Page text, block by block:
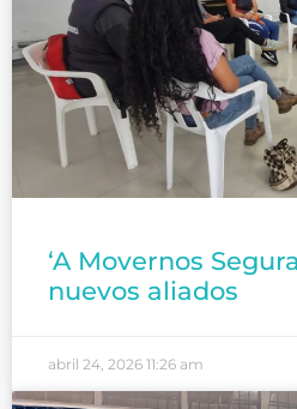
‘A Movernos
nuevos aliados
abril 24, 2026 11:26 am